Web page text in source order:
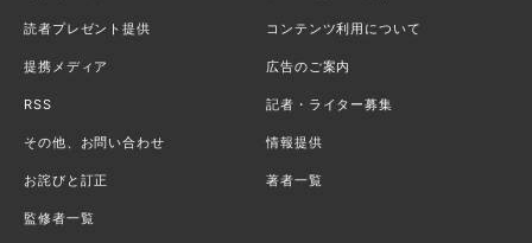
読者プレゼント提供 コンテンツ利用について
提携メディア 広告のご案内
RSS 記者・ライター募集
その他、お問い合わせ 情報提供
お詫びと訂正 著者一覧
監修者一覧